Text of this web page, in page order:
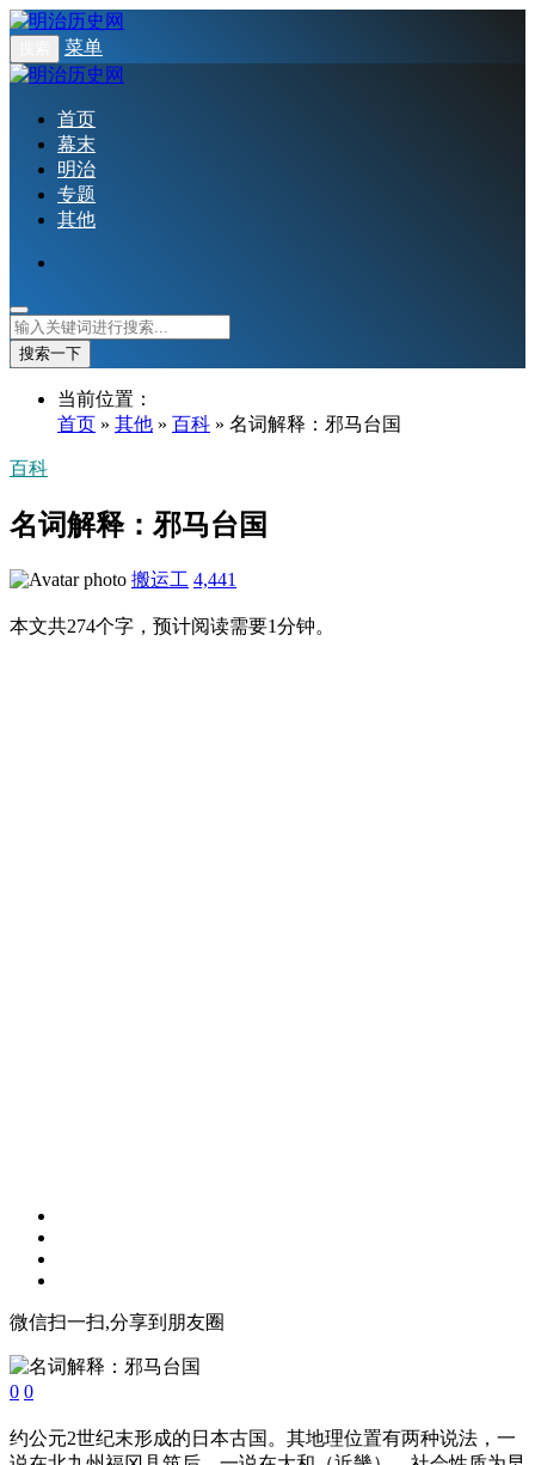
菜单
首页
幕末
明治
专题
其他
搜索一下
当前位置：
首页 » 其他 » 百科 » 名词解释：邪马台国
百科
名词解释：邪马台国
搬运工 4,441
本文共274个字，预计阅读需要1分钟。
微信扫一扫,分享到朋友圈
0 0
约公元2世纪末形成的日本古国。其地理位置有两种说法，一